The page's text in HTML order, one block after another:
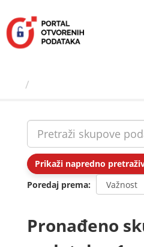
sadržaj
Prikaži napredno
Poredaj prema
Pronađeno